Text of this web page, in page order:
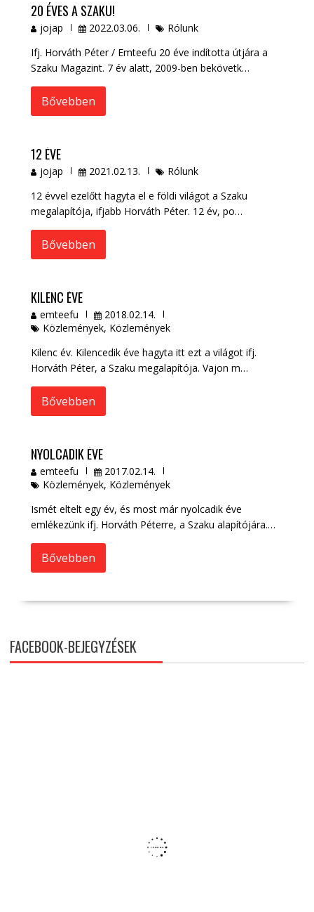
20 ÉVES A SZAKU!
jojap 2022.03.06.
Rólunk
Ifj. Horváth Péter / Emteefu 20 éve indította útjára a
Szaku Magazint. 7 év alatt, 2009-ben bekövetk…
Bővebben
12 ÉVE
jojap 2021.02.13.
Rólunk
12 évvel ezelőtt hagyta el e földi világot a Szaku
megalapítója, ifjabb Horváth Péter. 12 év, po…
Bővebben
KILENC ÉVE
emteefu
2018.02.14.
Közlemények, Közlemények
Kilenc év. Kilencedik éve hagyta itt ezt a világot ifj.
Horváth Péter, a Szaku megalapítója. Vajon m…
Bővebben
NYOLCADIK ÉVE
emteefu
2017.02.14.
Közlemények, Közlemények
Ismét eltelt egy év, és most már nyolcadik éve
emlékezünk ifj. Horváth Péterre, a Szaku alapítójára.…
Bővebben
FACEBOOK-BEJEGYZÉSEK